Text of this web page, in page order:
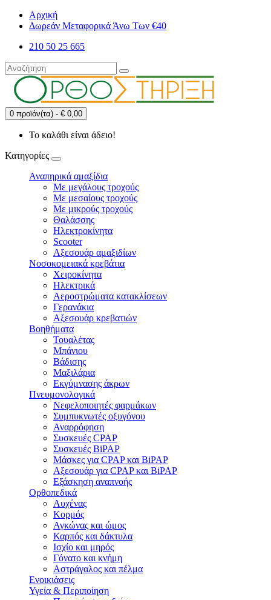
Αρχική
Δωρεάν Μεταφορικά Άνω Των €40
210 50 25 665
0 προϊόν(τα) - € 0,00
Το καλάθι είναι άδειο!
Κατηγορίες
Αναπηρικά αμαξίδια
Με μεγάλους τροχούς
Με μεσαίους τροχούς
Με μικρούς τροχούς
Θαλάσσης
Ηλεκτροκίνητα
Scooter
Αξεσουάρ αμαξιδίων
Νοσοκομειακά κρεβάτια
Χειροκίνητα
Ηλεκτρικά
Αεροστρώματα κατακλίσεων
Γερανάκια
Αξεσουάρ κρεβατιών
Βοηθήματα
Τουαλέτας
Μπάνιου
Βάδισης
Μαξιλάρια
Εκγύμνασης άκρων
Πνευμονολογικά
Νεφελοποιητές φαρμάκων
Συμπυκνωτές οξυγόνου
Αναρρόφηση
Συσκευές CPAP
Συσκευές BiPAP
Μάσκες για CPAP και BiPAP
Αξεσουάρ για CPAP και BiPAP
Εξάσκηση αναπνοής
Ορθοπεδικά
Αυχένας
Κορμός
Αγκώνας και ώμος
Καρπός και δάκτυλα
Ισχίο και μηρός
Γόνατο και κνήμη
Αστράγαλος και πέλμα
Ενοικιάσεις
Υγεία & Περιποίηση